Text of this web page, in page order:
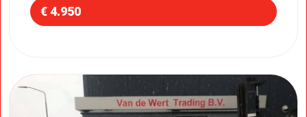
€ 4.950